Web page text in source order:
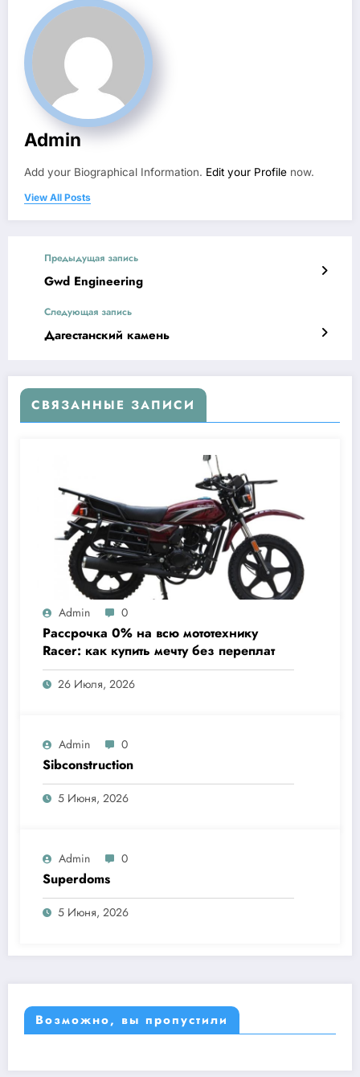
Admin
Add your Biographical Information. Edit your Profile now.
View All Posts
Предыдущая запись
Gwd Engineering
Следующая запись
Дагестанский камень
СВЯЗАННЫЕ ЗАПИСИ
Admin 0
Рассрочка 0% на всю мототехнику
Racer: как купить мечту без переплат
26 Июля, 2026
Admin 0
Sibconstruction
5 Июня, 2026
Admin 0
Superdoms
5 Июня, 2026
Возможно, вы пропустили